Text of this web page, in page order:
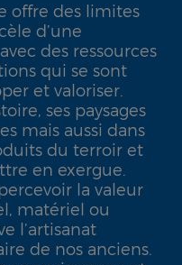
offre des limites
d’une
des ressources
qui se sont
et valoriser.
ses paysages
mais aussi dans
du terroir et
en exergue.
la valeur
matériel ou
l’artisanat
de nos anciens.